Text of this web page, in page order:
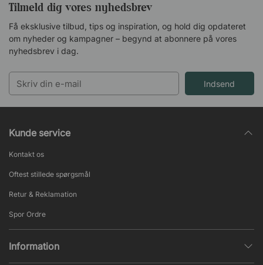
Tilmeld dig vores nyhedsbrev
Få eksklusive tilbud, tips og inspiration, og hold dig opdateret
om nyheder og kampagner – begynd at abonnere på vores
nyhedsbrev i dag.
Indsend
Kunde service
Kontakt os
Oftest stillede spørgsmål
Retur & Reklamation
Spor Ordre
Information